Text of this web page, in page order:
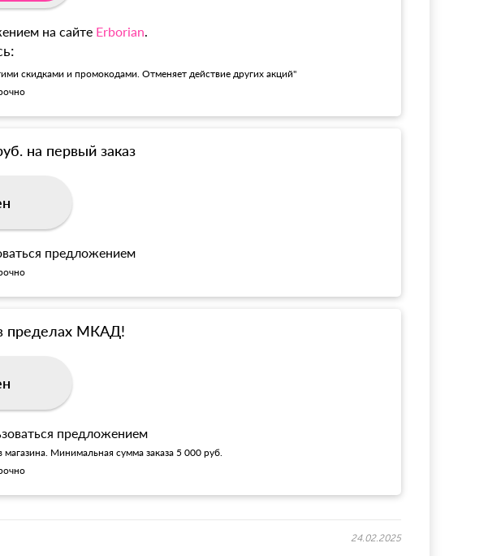
на сайте Erborian.
скидками и промокодами. Отменяет действие других акций"
на первый заказ
предложением
пределах МКАД!
предложением
Минимальная сумма заказа 5 000 руб.
24.02.2025